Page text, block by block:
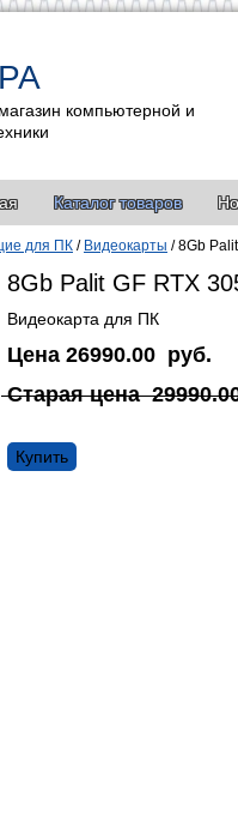
компьютерной и
Каталог товаров
для ПК / Видеокарты / 8Gb
8Gb Palit GF RTX
Видеокарта для ПК
Цена 26990.00 руб.
Старая цена
Купить